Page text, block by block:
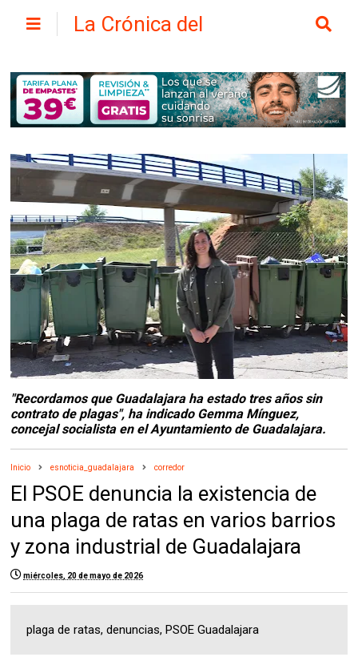
La Crónica del
"Recordamos que Guadalajara ha estado tres años sin
contrato de plagas", ha indicado Gemma Mínguez,
concejal socialista en el Ayuntamiento de Guadalajara.
Inicio esnoticia_guadalajara corredor
El PSOE denuncia la existencia de
una plaga de ratas en varios barrios
y zona industrial de Guadalajara
miércoles, 20 de mayo de 2026
plaga de ratas, denuncias, PSOE Guadalajara